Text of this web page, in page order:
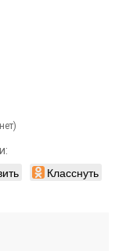
Класснуть